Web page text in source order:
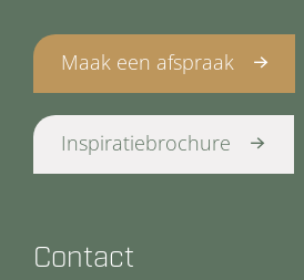
Maak een afspraak
Inspiratiebrochure
Contact